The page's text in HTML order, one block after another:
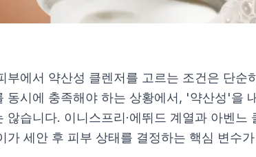
폼 150g
폼 130g 더블 기획
부에서 약산성 클렌저를 고르는 조건은 단
동시에 충족해야 하는 상황에서, '약산성'을
않습니다. 이니스프리·에뛰드 계열과 아벤
가 세안 후 피부 상태를 결정하는 핵심 변수